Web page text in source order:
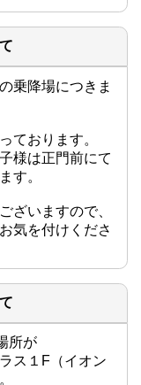
乗降場につきま
ております。
様は正門前にて
す。
ざいますので、
気を付けくださ
所が
ス１F（イオン